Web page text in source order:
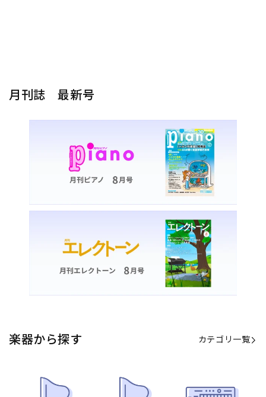
月刊誌 最新号
楽器から探す カテゴリ一覧